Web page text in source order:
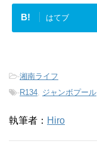
B! はてブ
-湘南ライフ
-R134 ジャンボプール
執筆者： Hiro